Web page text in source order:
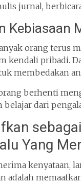
jurnal,
Kebiasaan
orang terus
kendali pribadi.
membedakan
berhenti
belajar dari
Yang
kenyataan,
adalah